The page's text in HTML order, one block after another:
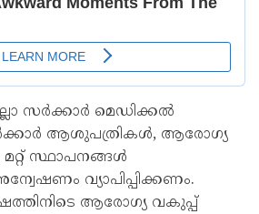
സർക്കാർ മെഡിക്കൽ
ആശുപത്രികൾ, ആരോഗ്യ
മറ്റ് സ്ഥാപനങ്ങൾ
വ്യാപിപ്പിക്കണം.
ആരോഗ്യ വകുപ്പ്